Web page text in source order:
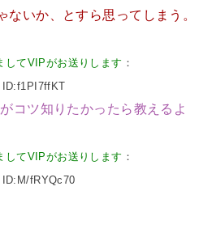
ないか、とすら思ってしまう。
してVIPがお送りします ：
ID:f1PI7ffKT
コツ知りたかったら教えるよ
してVIPがお送りします ：
fRYQc70